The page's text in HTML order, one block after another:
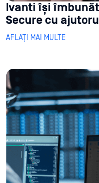
Ivanti își
Secure cu
AFLAȚI MAI MULTE